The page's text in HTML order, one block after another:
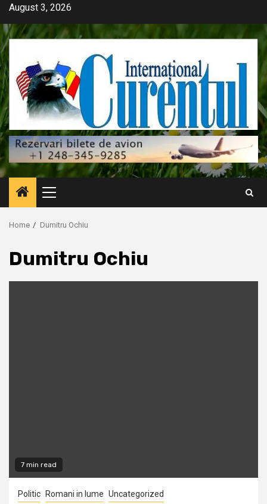
Skip
content
August 3, 2026
Primary
Menu
Home Dumitru Ochiu
Dumitru Ochiu
7 min read
Politic Romani in lume Uncategorized